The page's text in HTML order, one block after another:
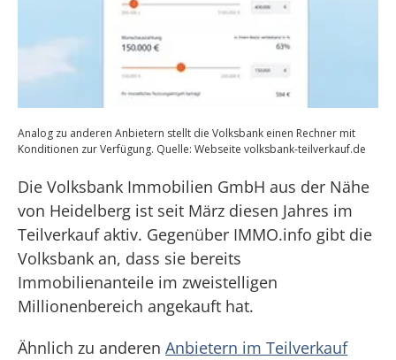
Analog zu anderen Anbietern stellt die Volksbank einen Rechner mit
Konditionen zur Verfügung. Quelle: Webseite volksbank-teilverkauf.de
Die Volksbank Immobilien GmbH aus der Nähe
von Heidelberg ist seit März diesen Jahres im
Teilverkauf aktiv. Gegenüber IMMO.info gibt die
Volksbank an, dass sie bereits
Immobilienanteile im zweistelligen
Millionenbereich angekauft hat.
Ähnlich zu anderenAnbietern im Teilverkauf